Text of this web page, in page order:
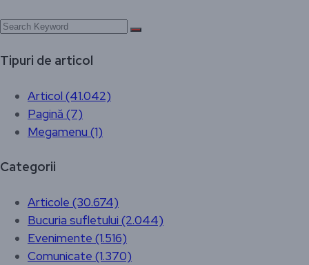
Tipuri de articol
Articol (41.042)
Pagină (7)
Megamenu (1)
Categorii
Articole (30.674)
Bucuria sufletului (2.044)
Evenimente (1.516)
Comunicate (1.370)